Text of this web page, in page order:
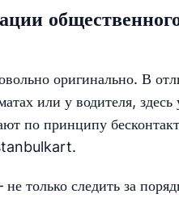
оригинально. В
или у водителя, здесь
по принципу
только следить за